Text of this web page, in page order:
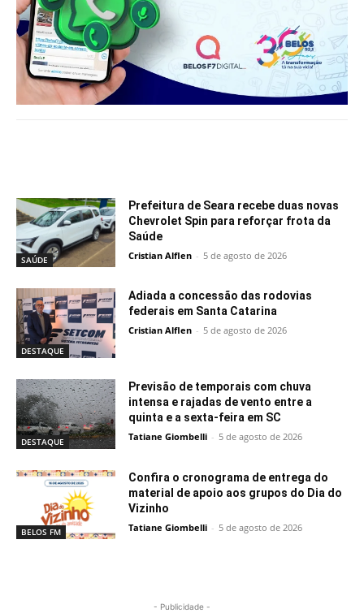
SAÚDE
Prefeitura de Seara recebe duas novas
Chevrolet Spin para reforçar frota da
Saúde
Cristian Alflen - 5 de agosto de 2026
DESTAQUE
Adiada a concessão das rodovias
federais em Santa Catarina
Cristian Alflen - 5 de agosto de 2026
DESTAQUE
Previsão de temporais com chuva
intensa e rajadas de vento entre a
quinta e a sexta-feira em SC
Tatiane Giombelli - 5 de agosto de 2026
BELOS FM
Confira o cronograma de entrega do
material de apoio aos grupos do Dia do
Vizinho
Tatiane Giombelli - 5 de agosto de 2026
- Publicidade -